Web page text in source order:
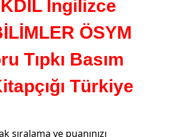
İngilizce
ÖSYM
Tıpkı Basım
Türkiye
sıralama ve puanınızı